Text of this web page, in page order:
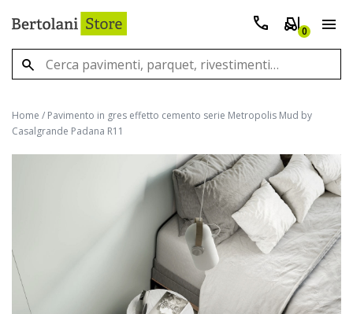
0
Home / Pavimento in gres effetto cemento serie Metropolis Mud by
Casalgrande Padana R11